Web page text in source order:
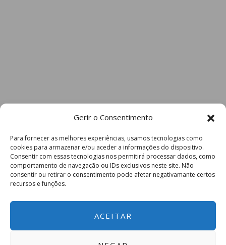
Gerir o Consentimento
Para fornecer as melhores experiências, usamos tecnologias como
cookies para armazenar e/ou aceder a informações do dispositivo.
Consentir com essas tecnologias nos permitirá processar dados, como
comportamento de navegação ou IDs exclusivos neste site. Não
consentir ou retirar o consentimento pode afetar negativamante certos
recursos e funções.
ACEITAR